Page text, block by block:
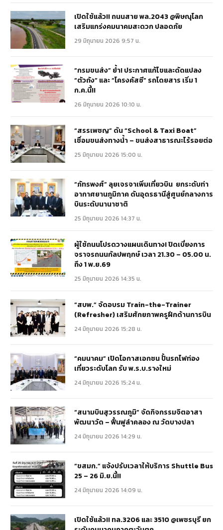
เปิดใช้แล้ว!! ถนนสาย พล.2043 @พิษณุโลก
เสริมแกร่งคมนาคมสะดวก ปลอดภัย
29 มิถุนายน 2026 9:57 น.
“กรมขนส่ง” ย้ำ! ประกาศแก้ไขและดัดแปลง
“ตัวถัง” และ “โครงคัสซี” รถโดยสาร เริ่ม 1
ก.ค.นี้!!
26 มิถุนายน 2026 10:10 น.
“สรรเพชญ” ดัน “School & Taxi Boat”
เชื่อมขนส่งทางน้ำ – ขนส่งสาธารณะไร้รอยต่อ
25 มิถุนายน 2026 15:00 น.
“ภัทรพงศ์” ลุยเจรจาเพิ่มเที่ยวบิน ยกระดับท่า
อากาศยานภูมิภาค ดันอุดรธานีสู่ศูนย์กลางการ
บินระดับนานาชาติ
25 มิถุนายน 2026 14:37 น.
ผู้ใช้ถนนโปรดวางแผนเดินทาง! ปิดเบี่ยงการ
จราจรถนนกัลปพฤกษ์ เวลา 21.30 – 05.00 น.
ถึง 1 พ.ย.69
25 มิถุนายน 2026 14:35 น.
“สบพ.” จัดอบรม Train-the-Trainer
(Refresher) เสริมศักยภาพครูฝึกด้านการบิน
24 มิถุนายน 2026 15:28 น.
“คมนาคม” เปิดโอกาสเอกชน ปั้นรถไฟท่อง
เที่ยวระดับโลก รับ พ.ร.บ.รางใหม่
24 มิถุนายน 2026 15:24 น.
“สนามบินสุวรรณภูมิ” จัดกิจกรรมจิตอาสา
พัฒนาวัด – ฟื้นฟูลำคลอง ณ วัดบางปลา
24 มิถุนายน 2026 14:29 น.
“ขสมก.” แจ้งปรับเวลาให้บริการ Shuttle Bus
25 – 26 มิ.ย.นี้!!
24 มิถุนายน 2026 14:09 น.
เปิดใช้แล้ว!! ทล.3206 และ 3510 @เพชรบุรี ยก